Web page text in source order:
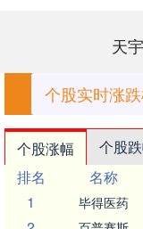
天
个股实时涨
个股涨幅 个股
排名
名称
1
毕得医药